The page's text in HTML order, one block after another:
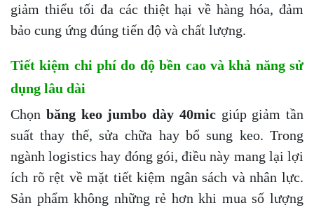
giảm thiểu tối đa các thiệt hại về hàng hóa, đảm
bảo cung ứng đúng tiến độ và chất lượng.
Tiết kiệm chi phí do độ bền cao và khả năng sử
dụng lâu dài
Chọn băng keo jumbo dày 40micgiúp giảm tần
suất thay thế, sửa chữa hay bổ sung keo. Trong
ngành logistics hay đóng gói, điều này mang lại lợi
ích rõ rệt về mặt tiết kiệm ngân sách và nhân lực.
Sản phẩm không những rẻ hơn khi mua số lượng